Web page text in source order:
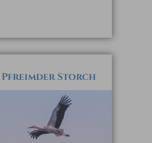
Pfreimder Storch